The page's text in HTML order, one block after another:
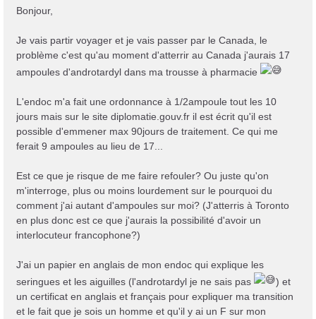
g
e
Bonjour,
Je vais partir voyager et je vais passer par le Canada, le
problème c'est qu'au moment d'atterrir au Canada j'aurais 17
ampoules d'androtardyl dans ma trousse à pharmacie
L'endoc m'a fait une ordonnance à 1/2ampoule tout les 10
jours mais sur le site diplomatie.gouv.fr il est écrit qu'il est
possible d'emmener max 90jours de traitement. Ce qui me
ferait 9 ampoules au lieu de 17...
Est ce que je risque de me faire refouler? Ou juste qu'on
m'interroge, plus ou moins lourdement sur le pourquoi du
comment j'ai autant d'ampoules sur moi? (J'atterris à Toronto
en plus donc est ce que j'aurais la possibilité d'avoir un
interlocuteur francophone?)
J'ai un papier en anglais de mon endoc qui explique les
seringues et les aiguilles (l'androtardyl je ne sais pas
) et
un certificat en anglais et français pour expliquer ma transition
et le fait que je sois un homme et qu'il y ai un F sur mon